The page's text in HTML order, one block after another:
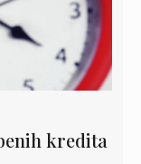
kredita